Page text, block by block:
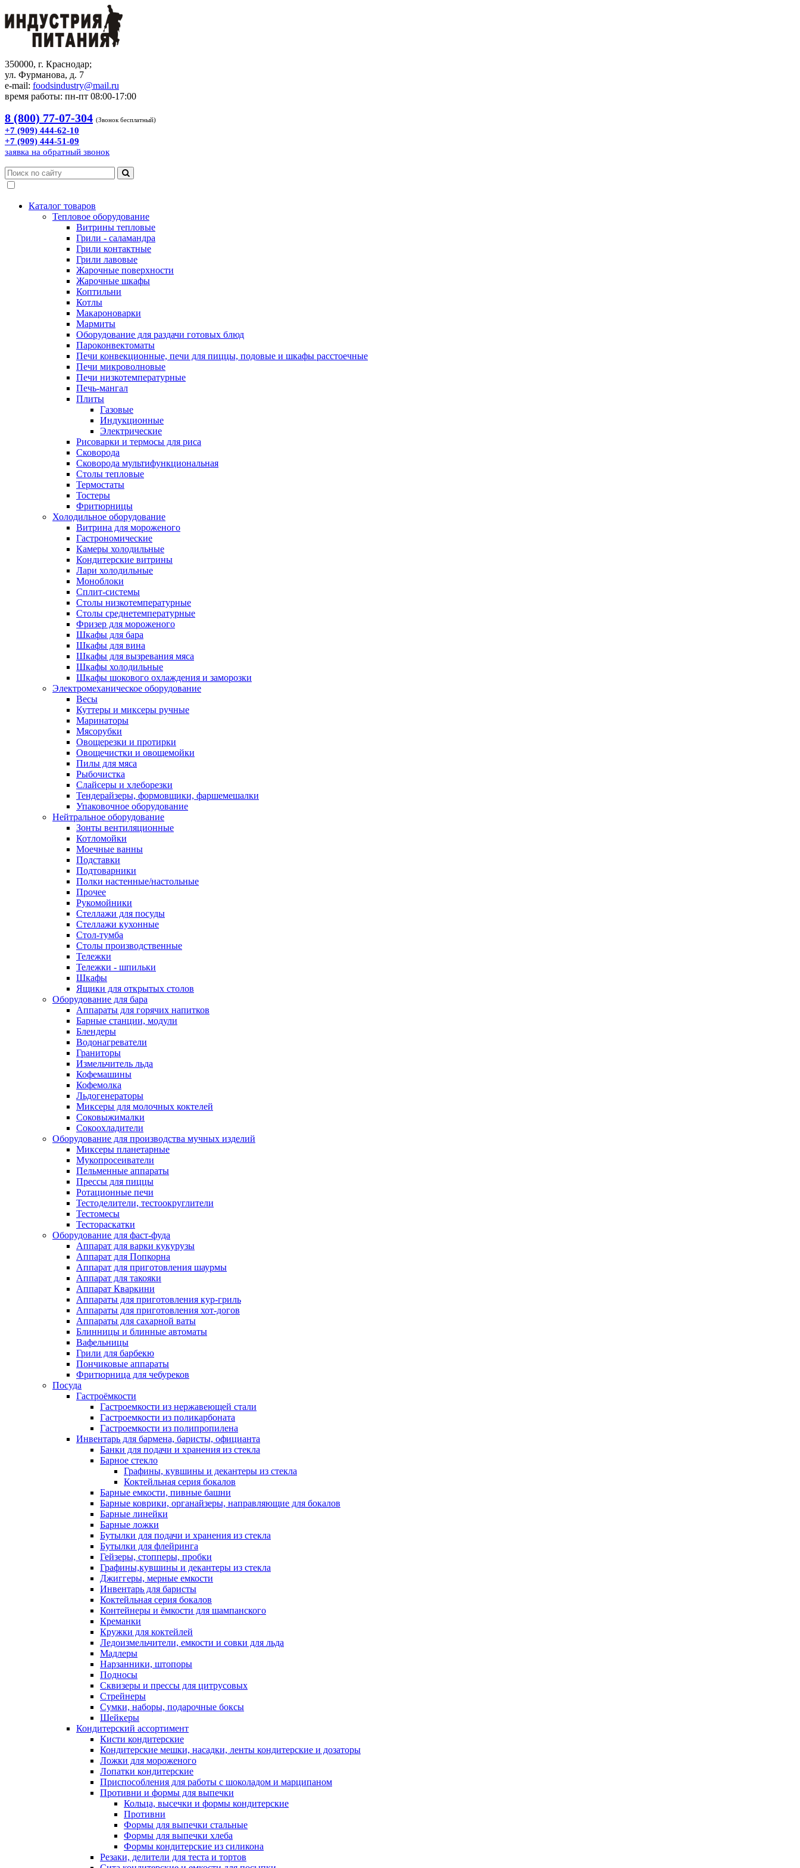
350000, г. Краснодар;
ул. Фурманова, д. 7
e-mail: foodsindustry@mail.ru
время работы: пн-пт 08:00-17:00
8 (800) 77-07-304 (Звонок бесплатный)
+7 (909) 444-62-10
+7 (909) 444-51-09
заявка на обратный звонок
Каталог товаров
Тепловое оборудование
Витрины тепловые
Грили - саламандра
Грили контактные
Грили лавовые
Жарочные поверхности
Жарочные шкафы
Коптильни
Котлы
Макароноварки
Мармиты
Оборудование для раздачи готовых блюд
Пароконвектоматы
Печи конвекционные, печи для пиццы, подовые и шкафы расстоечные
Печи микроволновые
Печи низкотемпературные
Печь-мангал
Плиты
Газовые
Индукционные
Электрические
Рисоварки и термосы для риса
Сковорода
Сковорода мультифункциональная
Столы тепловые
Термостаты
Тостеры
Фритюрницы
Холодильное оборудование
Витрина для мороженого
Гастрономические
Камеры холодильные
Кондитерские витрины
Лари холодильные
Моноблоки
Сплит-системы
Столы низкотемпературные
Столы среднетемпературные
Фризер для мороженого
Шкафы для бара
Шкафы для вина
Шкафы для вызревания мяса
Шкафы холодильные
Шкафы шокового охлаждения и заморозки
Электромеханическое оборудование
Весы
Куттеры и миксеры ручные
Маринаторы
Мясорубки
Овощерезки и протирки
Овощечистки и овощемойки
Пилы для мяса
Рыбочистка
Слайсеры и хлеборезки
Тендерайзеры, формовщики, фаршемешалки
Упаковочное оборудование
Нейтральное оборудование
Зонты вентиляционные
Котломойки
Моечные ванны
Подставки
Подтоварники
Полки настенные/настольные
Прочее
Рукомойники
Стеллажи для посуды
Стеллажи кухонные
Стол-тумба
Столы производственные
Тележки
Тележки - шпильки
Шкафы
Ящики для открытых столов
Оборудование для бара
Аппараты для горячих напитков
Барные станции, модули
Блендеры
Водонагреватели
Граниторы
Измельчитель льда
Кофемашины
Кофемолка
Льдогенераторы
Миксеры для молочных коктелей
Соковыжималки
Сокоохладители
Оборудование для производства мучных изделий
Миксеры планетарные
Мукопросеиватели
Пельменные аппараты
Прессы для пиццы
Ротационные печи
Тестоделители, тестоокруглители
Тестомесы
Тестораскатки
Оборудование для фаст-фуда
Аппарат для варки кукурузы
Аппарат для Попкорна
Аппарат для приготовления шаурмы
Аппарат для такояки
Аппарат Кваркини
Аппараты для приготовления кур-гриль
Аппараты для приготовления хот-догов
Аппараты для сахарной ваты
Блинницы и блинные автоматы
Вафельницы
Грили для барбекю
Пончиковые аппараты
Фритюрница для чебуреков
Посуда
Гастроёмкости
Гастроемкости из нержавеющей стали
Гастроемкости из поликарбоната
Гастроемкости из полипропилена
Инвентарь для бармена, баристы, официанта
Банки для подачи и хранения из стекла
Барное стекло
Графины, кувшины и декантеры из стекла
Коктейльная серия бокалов
Барные емкости, пивные башни
Барные коврики, органайзеры, направляющие для бокалов
Барные линейки
Барные ложки
Бутылки для подачи и хранения из стекла
Бутылки для флейринга
Гейзеры, стопперы, пробки
Графины,кувшины и декантеры из стекла
Джиггеры, мерные емкости
Инвентарь для баристы
Коктейльная серия бокалов
Контейнеры и ёмкости для шампанского
Креманки
Кружки для коктейлей
Ледоизмельчители, емкости и совки для льда
Мадлеры
Нарзанники, штопоры
Подносы
Сквизеры и прессы для цитрусовых
Стрейнеры
Сумки, наборы, подарочные боксы
Шейкеры
Кондитерский ассортимент
Кисти кондитерские
Кондитерские мешки, насадки, ленты кондитерские и дозаторы
Ложки для мороженого
Лопатки кондитерские
Приспособления для работы с шоколадом и марципаном
Противни и формы для выпечки
Кольца, высечки и формы кондитерские
Противни
Формы для выпечки стальные
Формы для выпечки хлеба
Формы кондитерские из силикона
Резаки, делители для теста и тортов